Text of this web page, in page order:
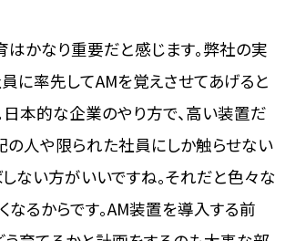
かなり重要だと感じます。弊社の実
に率先してAMを覚えさせてあげると
日本的な企業のやり方で、高い装置だ
の人や限られた社員にしか触らせない
しない方がいいですね。それだと色々な
なるからです。AM装置を導入する前